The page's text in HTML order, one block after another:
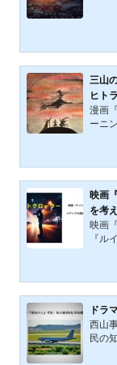
カー
間）
てい
バー
三山
ヒト
漫画
ーニ
画で
6）年
のた
あら
ンス
フラ
暮ら
映画
を考
映画
『ル
アの
品と
るメ
いて
『事
ドラ
西山
民の